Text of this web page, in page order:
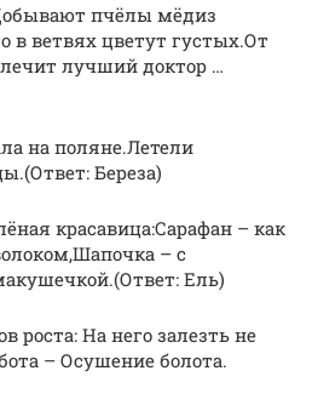
пчёлы мёдиз
в ветвях цветут густых.От
лучший доктор …
на поляне.Летели
Береза)
красавица:Сарафан – как
– с
Ель)
роста: На него залезть не
– Осушение болота.